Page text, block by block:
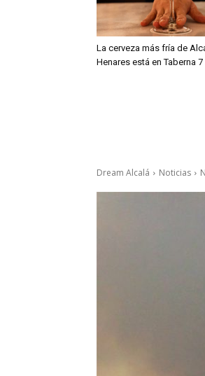
La cerveza más fría de
Henares está en Taberna 7